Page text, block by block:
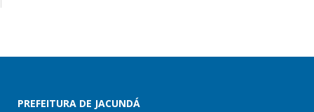
PREFEITURA DE JACUNDÁ